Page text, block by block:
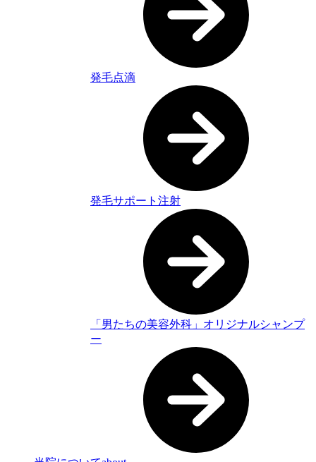
発毛点滴
発毛サポート注射
「男たちの美容外科」オリジナルシャンプ
ー